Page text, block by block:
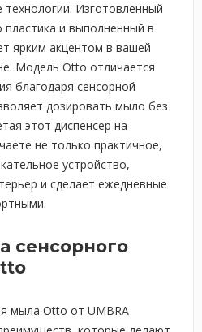
Изготовленный
пластика и выполненный в
ярким акцентом в вашей
Модель Otto отличается
благодаря сенсорной
дозировать мыло без
этот диспенсер на
не только практичное,
устройство,
и сделает ежедневные
сенсорного
мыла Otto от UMBRA